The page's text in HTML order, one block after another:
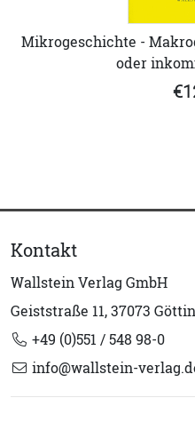
Mikrogeschichte -
oder
Kontakt
Wallstein Verlag GmbH
Geiststraße 11, 37073
+49 (0)551 / 548 98-0
info@wallstein-